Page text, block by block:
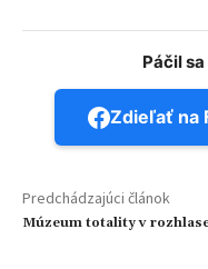
Páčil
Zdieľať na
Predchádzajúci článok
Múzeum totality v